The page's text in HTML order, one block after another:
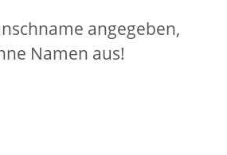
angegeben,
Namen aus!